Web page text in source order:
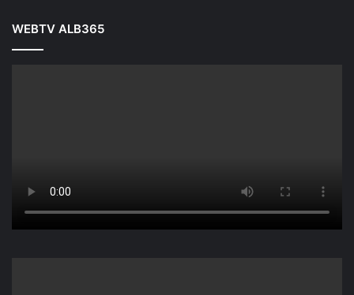
WEBTV ALB365